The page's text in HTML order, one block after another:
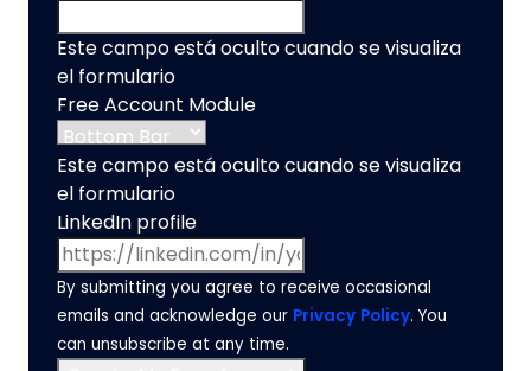
Este campo está oculto cuando se visualiza
el formulario
Free Account Module
Este campo está oculto cuando se visualiza
el formulario
LinkedIn profile
By submitting you agree to receive occasional
emails and acknowledge our Privacy Policy. You
can unsubscribe at any time.